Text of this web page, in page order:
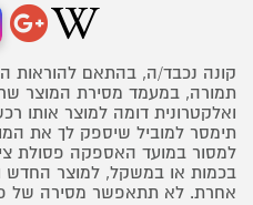
קונה נכבד/ה, בהתאם להוראות
תמורה, במעמד מסירת המוצר
ואלקטרונית דומה למוצר אותו
תימסר למוביל שיספק לך את
למסור במועד האספקה פסולת
בכמות או במשקל, למוצר החדש
אחרת. לא תתאפשר מסירה של